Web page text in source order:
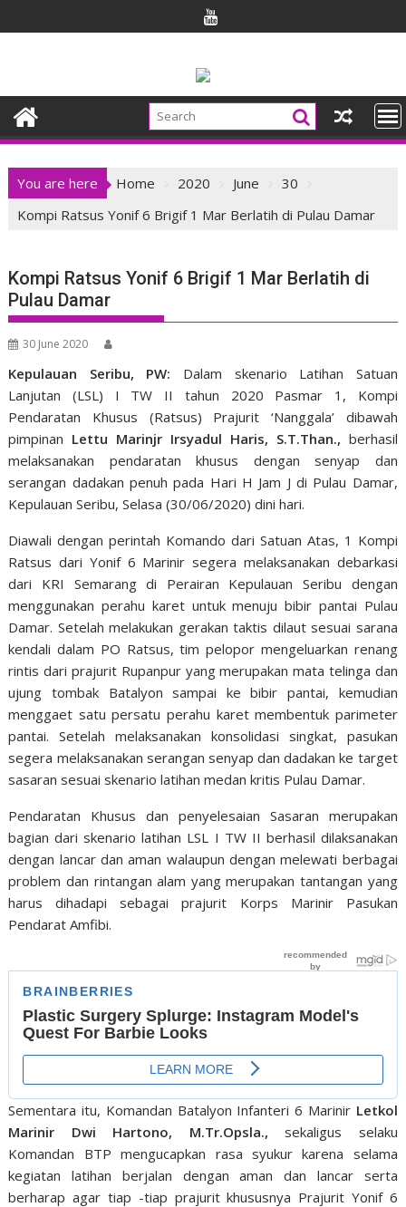
to
You are here Home 2020 June
30
Kompi Ratsus Yonif 6 Brigif 1 Mar Berlatih di Pulau Damar
Kompi Ratsus Yonif 6 Brigif 1 Mar Berlatih di
Pulau Damar
30 June 2020
Kepulauan Seribu, PW: Dalam skenario Latihan Satuan
Lanjutan (LSL) I TW II tahun 2020 Pasmar 1, Kompi
Pendaratan Khusus (Ratsus) Prajurit ‘Nanggala’ dibawah
pimpinan Lettu Marinjr Irsyadul Haris, S.T.Than., berhasil
melaksanakan pendaratan khusus dengan senyap dan
serangan dadakan penuh pada Hari H Jam J di Pulau Damar,
Kepulauan Seribu, Selasa (30/06/2020) dini hari.
Diawali dengan perintah Komando dari Satuan Atas, 1 Kompi
Ratsus dari Yonif 6 Marinir segera melaksanakan debarkasi
dari KRI Semarang di Perairan Kepulauan Seribu dengan
menggunakan perahu karet untuk menuju bibir pantai Pulau
Damar. Setelah melakukan gerakan taktis dilaut sesuai sarana
kendali dalam PO Ratsus, tim pelopor mengeluarkan renang
rintis dari prajurit Rupanpur yang merupakan mata telinga dan
ujung tombak Batalyon sampai ke bibir pantai, kemudian
menggaet satu persatu perahu karet membentuk parimeter
pantai. Setelah melaksanakan konsolidasi singkat, pasukan
segera melaksanakan serangan senyap dan dadakan ke target
sasaran sesuai skenario latihan medan kritis Pulau Damar.
Pendaratan Khusus dan penyelesaian Sasaran merupakan
bagian dari skenario latihan LSL I TW II berhasil dilaksanakan
dengan lancar dan aman walaupun dengan melewati berbagai
problem dan rintangan alam yang merupakan tantangan yang
harus dihadapi sebagai prajurit Korps Marinir Pasukan
Pendarat Amfibi.
Sementara itu, Komandan Batalyon Infanteri 6 Marinir Letkol
Marinir Dwi Hartono, M.Tr.Opsla., sekaligus selaku
Komandan BTP mengucapkan rasa syukur karena selama
kegiatan latihan berjalan dengan aman dan lancar serta
berharap agar tiap -tiap prajurit khususnya Prajurit Yonif 6